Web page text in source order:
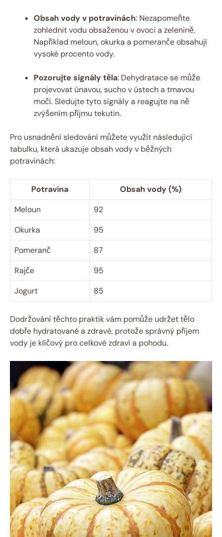
Obsah vody v potravinách: Nezapomeňte
zohlednit vodu obsaženou v ovoci a zelenině.
Například meloun, okurka a pomeranče obsahují
vysoké procento vody.
Pozorujte signály těla: Dehydratace se může
projevovat únavou, sucho v ústech a tmavou
močí. Sledujte tyto signály a reagujte na ně
zvýšením příjmu tekutin.
Pro usnadnění sledování můžete využít následující
tabulku, která ukazuje obsah vody v běžných
potravinách:
Potravina
Obsah vody (%)
Meloun
92
Okurka
95
Pomeranč
87
Rajče
95
Jogurt
85
Dodržování těchto praktik vám pomůže udržet tělo
dobře hydratované a zdravé, protože správný příjem
vody je klíčový pro celkové zdraví a pohodu.